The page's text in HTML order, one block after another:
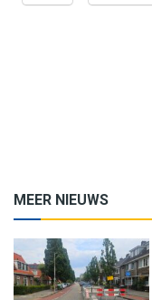
MEER NIEUWS